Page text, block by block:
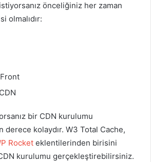
önceliğiniz her zaman
olmalıdır:
bir CDN kurulumu
kolaydır. W3 Total Cache,
Rocket eklentilerinden birisini
kurulumu gerçekleştirebilirsiniz.